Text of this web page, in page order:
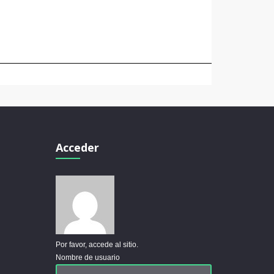
Acceder
Por favor, accede al sitio.
Nombre de usuario